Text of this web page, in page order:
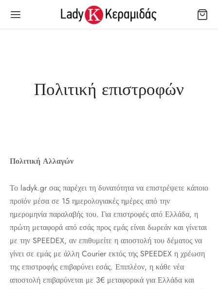
Πολιτική επιστροφών
Πολιτική Αλλαγών
Το ladyk.gr σας παρέχει τη δυνατότητα να επιστρέψετε κάποιο
προϊόν μέσα σε 15 ημερολογιακές ημέρες από την
ημερομηνία παραλαβής του. Για επιστροφές από Ελλάδα, η
πρώτη μεταφορά από εσάς προς εμάς είναι δωρεάν και γίνεται
με την SPEEDEX, αν επιθυμείτε η αποστολή του δέματος να
γίνει σε εμάς με άλλη Courier εκτός της SPEEDEX η χρέωση
της επιστροφής επιβαρύνει εσάς. Επιπλέον, η κάθε νέα
αποστολή επιβαρύνεται με 3€ μεταφορικά για Ελλάδα και